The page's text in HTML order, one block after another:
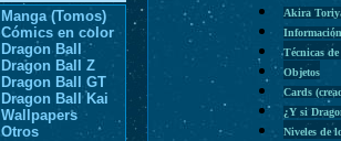
Manga (Tomos)
Cómics en color
Dragon Ball
Dragon Ball Z
Dragon Ball GT
Dragon Ball Kai
Wallpapers
Otros
Akira
Técnicas de
Objetos
Cards
¿Y si
Niveles de